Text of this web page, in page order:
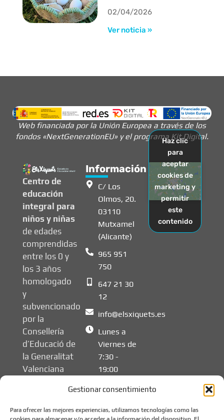
Gestionar consentimiento
Para ofrecer las mejores experiencias, utilizamos tecnologías como las
02/04/2026
Ver noticia »
Web financiada por la Unión Europea a través de los
fondos «NextGenerationEU» y el programa Kit Digital.
Centro de
educación
integral para
niños y niñas
de edades
comprendidas
entre los 0 y
los 3 años
homologado
y
subvencionado
por la
Consellería
d’Educació de
la Generalitat
Valenciana
Información
C/ Los
Olmos, 20.
03110
Mutxamel
(Alicante)
965 951
750
647 21 30
12
info@elsxiquets.es
Lunes a
Viernes de
7:30 -
19:00
Haz clic
para
aceptar
cookies de
marketing y
permitir
este
contenido